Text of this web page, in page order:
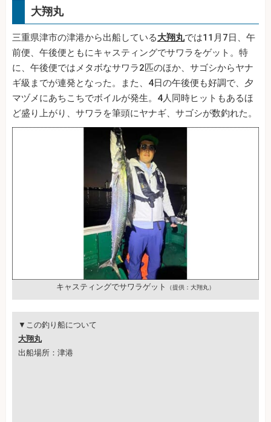
大翔丸
三重県津市の津港から出船している大翔丸では11月7日、午
前便、午後便ともにキャスティングでサワラをゲット。特
に、午後便ではメタボなサワラ2匹のほか、サゴシからヤナ
ギ級までが連発となった。また、4日の午後便も好調で、夕
マヅメにあちこちでボイルが発生。4人同時ヒットもあるほ
ど盛り上がり、サワラを筆頭にヤナギ、サゴシが数釣れた。
キャスティングでサワラゲット （提供：大翔丸）
▼この釣り船について
大翔丸
出船場所：津港